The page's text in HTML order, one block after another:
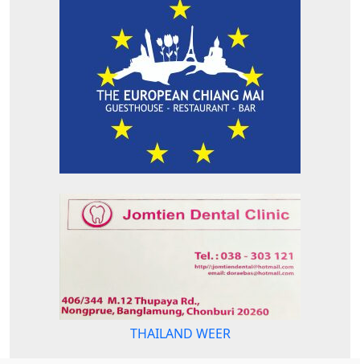
THAILAND WEER